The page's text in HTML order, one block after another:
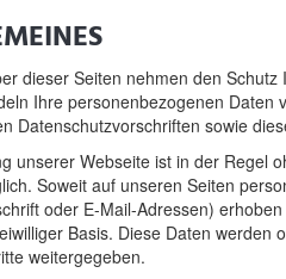
dieser Seiten nehmen den
Ihre personenbezogenen Daten
Datenschutzvorschriften sowie
unserer Webseite ist in der Regel
Soweit auf unseren Seiten
oder E-Mail-Adressen)
Basis. Diese Daten werden
weitergegeben.